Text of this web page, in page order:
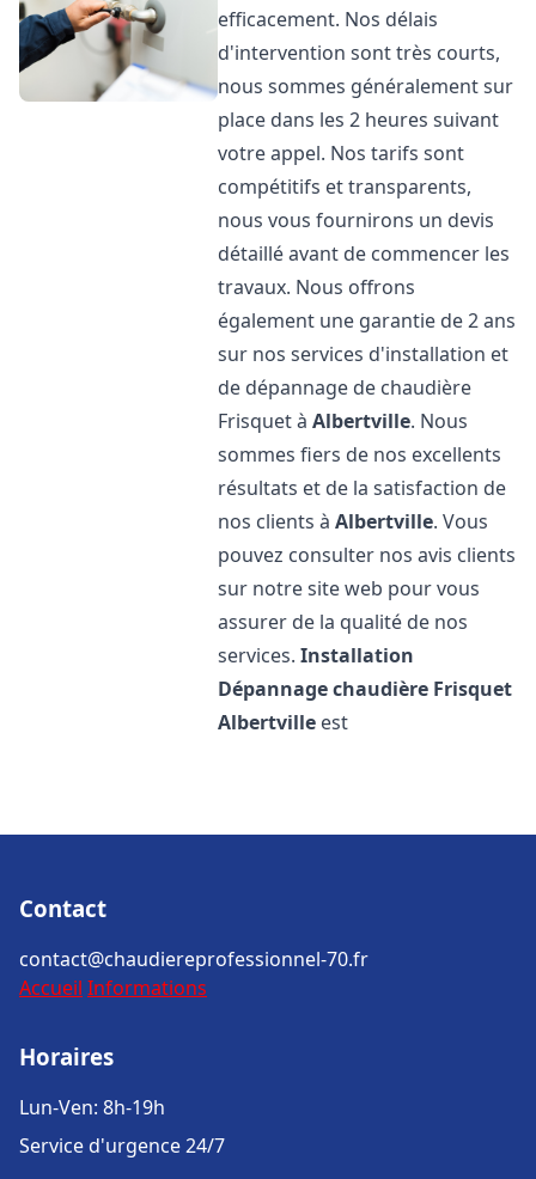
efficacement. Nos délais
d'intervention sont très courts,
nous sommes généralement sur
place dans les 2 heures suivant
votre appel. Nos tarifs sont
compétitifs et transparents,
nous vous fournirons un devis
détaillé avant de commencer les
travaux. Nous offrons
également une garantie de 2 ans
sur nos services d'installation et
de dépannage de chaudière
Frisquet àAlbertville. Nous
sommes fiers de nos excellents
résultats et de la satisfaction de
nos clients àAlbertville. Vous
pouvez consulter nos avis clients
sur notre site web pour vous
assurer de la qualité de nos
services.Installation
Dépannage chaudière Frisquet
Albertville est
Contact
contact@chaudiereprofessionnel-70.fr
Accueil Informations
Horaires
Lun-Ven: 8h-19h
Service d'urgence 24/7